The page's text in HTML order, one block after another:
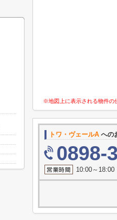
※地図上に表示される物件の
トワ・ヴェールA への
0898-
10:00～